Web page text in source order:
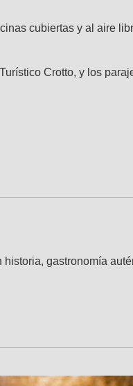
cubiertas y al aire
Crotto, y los
gastronomía